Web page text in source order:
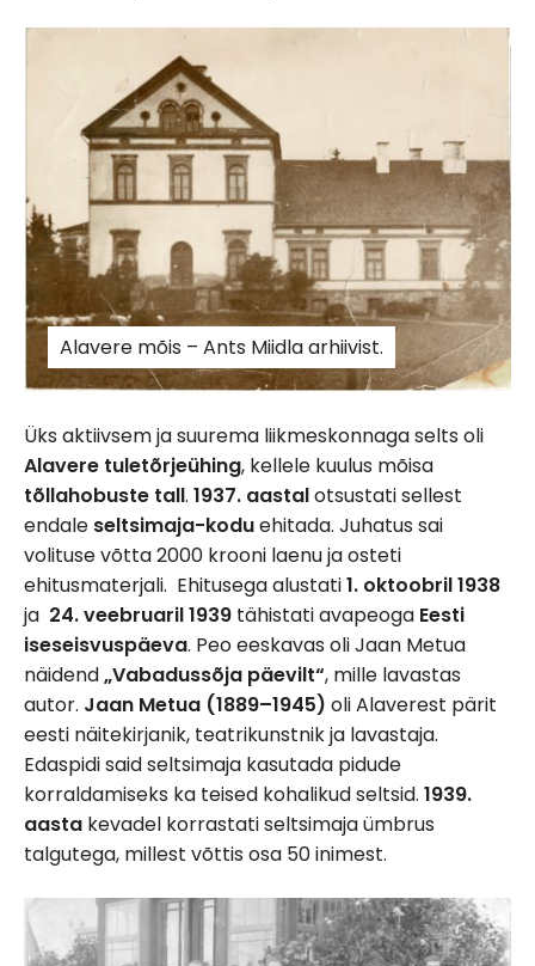
Alavere mõis – Ants Miidla arhiivist.
Üks aktiivsem ja suurema liikmeskonnaga selts oli
Alavere tuletõrjeühing, kellele kuulus mõisa
tõllahobuste tall. 1937. aastalotsustati sellest
endale seltsimaja-koduehitada. Juhatus sai
volituse võtta 2000 krooni laenu ja osteti
ehitusmaterjali. Ehitusega alustati1. oktoobril 1938
ja 24. veebruaril 1939 tähistati avapeoga Eesti
iseseisvuspäeva. Peo eeskavas oli Jaan Metua
näidend„Vabadussõja päevilt“, mille lavastas
autor. Jaan Metua (1889–1945) oli Alaverest pärit
eesti näitekirjanik, teatrikunstnik ja lavastaja.
Edaspidi said seltsimaja kasutada pidude
korraldamiseks ka teised kohalikud seltsid. 1939.
aasta kevadel korrastati seltsimaja ümbrus
talgutega, millest võttis osa 50 inimest.